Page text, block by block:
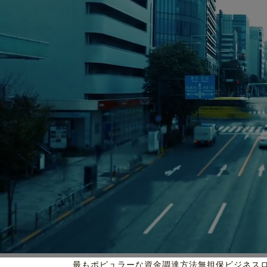
最もポピュラーな資金調達方法無担保ビジネス